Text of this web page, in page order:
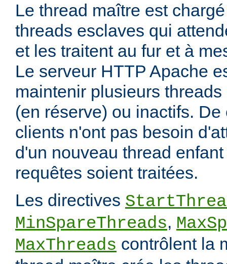
Le thread maître est
threads esclaves qui
et les traitent au fur et à
Le serveur HTTP Apache
maintenir plusieurs
(en réserve) ou inactifs.
clients n'ont pas besoin
d'un nouveau thread
requêtes soient traitées.
Les directives
MinSpareThreads,
MaxThreads contrôlent la